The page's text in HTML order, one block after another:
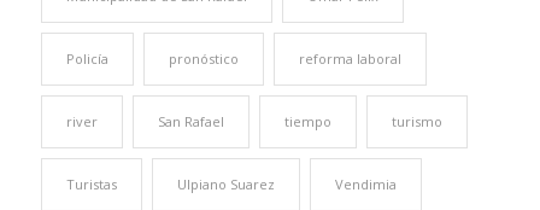
Policía pronóstico reforma laboral
river San Rafael tiempo turismo
Turistas Ulpiano Suarez Vendimia